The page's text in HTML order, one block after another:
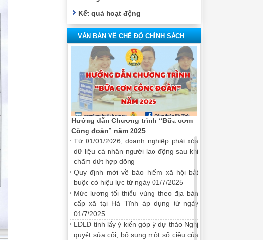
Kết quả hoạt động
VĂN BẢN VỀ CHẾ ĐỘ CHÍNH SÁCH
Hướng dẫn Chương trình “Bữa cơm
Công đoàn” năm 2025
Từ 01/01/2026, doanh nghiệp phải xóa
dữ liệu cá nhân người lao động sau khi
chấm dứt hợp đồng
Quy định mới về bảo hiểm xã hội bắt
buộc có hiệu lực từ ngày 01/7/2025
Mức lương tối thiểu vùng theo địa bàn
cấp xã tại Hà Tĩnh áp dụng từ ngày
01/7/2025
LĐLĐ tỉnh lấy ý kiến góp ý dự thảo Nghị
quyết sửa đổi, bổ sung một số điều của